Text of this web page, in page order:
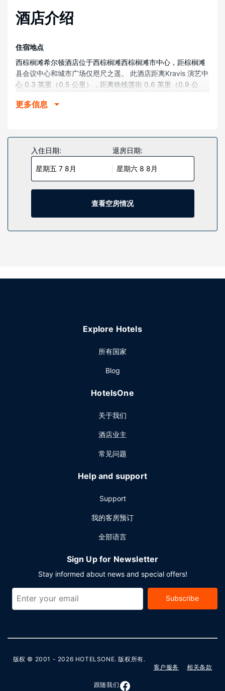
酒店介绍
住宿地点
西棕榈滩希尔顿酒店位于西棕榈滩西棕榈滩市中心，距棕榈滩
县会议中心和城市广场仅咫尺之遥。 此酒店距离Kravis 演艺中
心 0.3 英里（0.5 公里），距离铁线莲街 0.6 英里（0.9 公
客房
舒适。提供免费无线网络，方便您与朋友保持联系。提供备有
浴缸或淋浴的浴室。便利设施包括电话，以及保险箱和书桌。
您可享受室外游泳池、热水浴缸和24 小时健身中心等丰富度假
设施。此酒店还提供免费 WiFi、礼宾服务和礼品店/报摊。
酒店设有 3 间餐厅，您可以选择到Palma简单吃一点，也可以
待在房间里，享受部分时段客房送餐服务。此外咖啡馆还供应
其他设施
更多信息
入住日期:
星期五 7 8月
退房日期:
星期六 8 8月
查看空房情况
Explore Hotels
所有国家
Blog
HotelsOne
关于我们
酒店业主
常见问题
Help and support
Support
我的客房预订
全部语言
Sign Up for Newsletter
Stay informed about news and special offers!
Subscribe
版权 © 2001 - 2026 HOTELSONE. 版权所有.
客户服务
相关条款
跟随我们